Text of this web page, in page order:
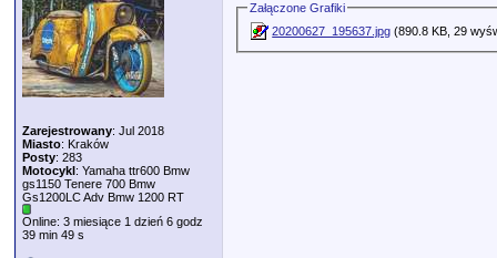
Zarejestrowany: Jul 2018
Miasto: Kraków
Posty: 283
Motocykl: Yamaha ttr600 Bmw
gs1150 Tenere 700 Bmw
Gs1200LC Adv Bmw 1200 RT
Online: 3 miesiące 1 dzień 6 godz
39 min 49 s
Załączone Grafiki
20200627_195637.jpg (890.8 KB, 29